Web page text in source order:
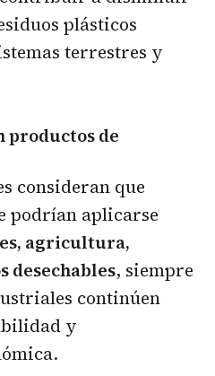
plásticos
terrestres y
productos de
consideran que
podrían aplicarse
agricultura,
desechables, siempre
continúen
y